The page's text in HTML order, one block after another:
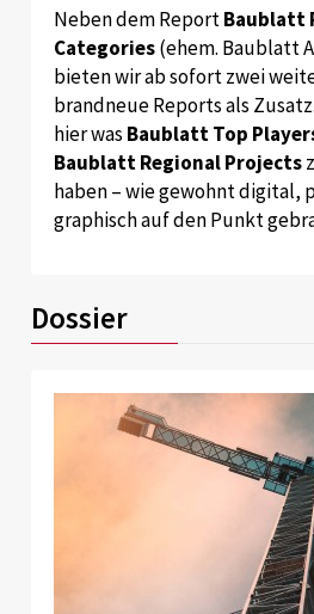
Neben dem ReportBaublatt
Categories(ehem. Baublatt
bieten wir ab sofort zwei
brandneue Reports als
hier was Baublatt Top
Baublatt Regional Projects
haben – wie gewohnt digital,
graphisch auf den Punkt
Dossier